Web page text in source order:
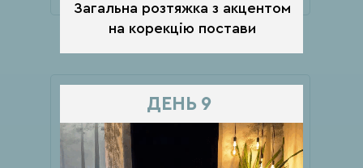
ДЕНЬ 9
Загальна розтяжка з акцентом
на корекцію постави